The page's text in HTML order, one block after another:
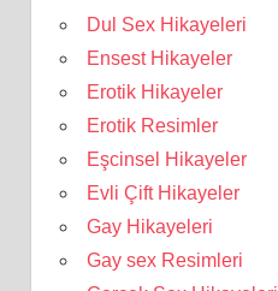
Dul Sex Hikayeleri
Ensest Hikayeler
Erotik Hikayeler
Erotik Resimler
Eşcinsel Hikayeler
Evli Çift Hikayeler
Gay Hikayeleri
Gay sex Resimleri